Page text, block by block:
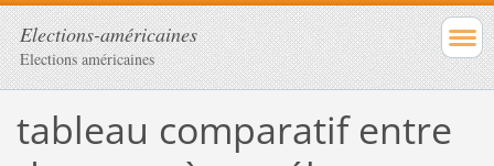
Elections-américaines
Elections américaines
tableau comparatif entre